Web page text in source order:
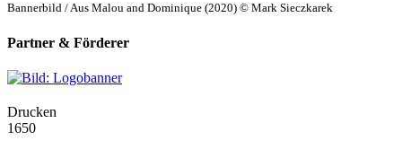
Bannerbild / Aus Malou and Dominique (2020) © Mark Sieczkarek
Partner & Förderer
Drucken
1650